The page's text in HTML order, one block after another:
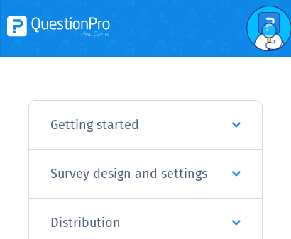
Getting started
Survey design and settings
Distribution